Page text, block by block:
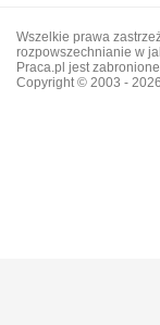
Wszelkie prawa
rozpowszechnianie w
Praca.pl jest
Copyright © 2003 -